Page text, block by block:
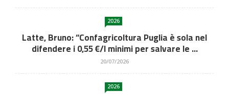
2026
Latte, Bruno: “Confagricoltura Puglia è sola nel
difendere i 0,55 €/l minimi per salvare le ...
20/07/2026
2026